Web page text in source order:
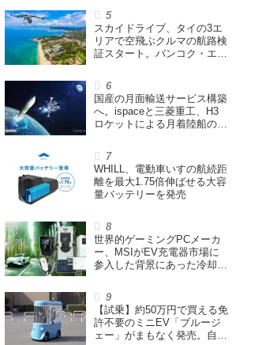
スカイドライブ、タイの3エ
リアで空飛ぶクルマの航路検
証スタート。バンコク・エア
指す
国産の月面輸送サービス構築
へ。ispaceと三菱重工、H3
ロケットによる月着陸船の打
結
WHILL、電動車いすの航続距
離を最大1.75倍伸ばせる大容
量バッテリーを発売
世界的ゲーミングPCメーカ
ー、MSIがEV充電器市場に
参入した背景にあった冷却技
回】
【試乗】約50万円で買える免
許不要のミニEV「ブルージ
ェー」がまもなく発売。自転